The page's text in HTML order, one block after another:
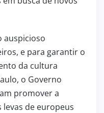
auspicioso
e para garantir o
da cultura
o Governo
promover a
de europeus